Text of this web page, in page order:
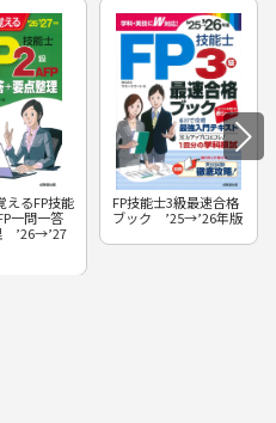
えるFP技能
一問一答
’26→’27
FP技能士3級最速合格
ブック ’25→’26年版